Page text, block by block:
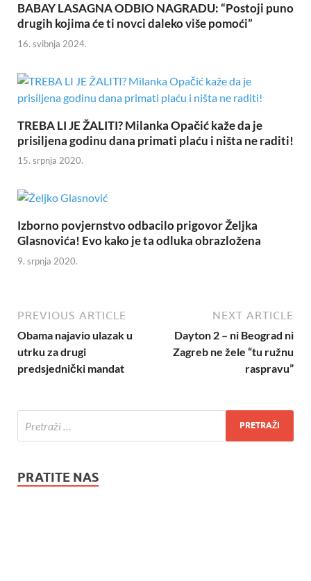
BABAY LASAGNA ODBIO NAGRADU: “Postoji puno
drugih kojima će ti novci daleko više pomoći”
16. svibnja 2024.
TREBA LI JE ŽALITI? Milanka Opačić kaže da je
prisiljena godinu dana primati plaću i ništa ne raditi!
15. srpnja 2020.
Izborno povjernstvo odbacilo prigovor Željka
Glasnovića! Evo kako je ta odluka obrazložena
9. srpnja 2020.
PREVIOUS ARTICLE
Obama najavio ulazak u
utrku za drugi
predsjednički mandat
NEXT ARTICLE
Dayton 2 – ni Beograd ni
Zagreb ne žele “tu ružnu
raspravu”
PRATITE NAS